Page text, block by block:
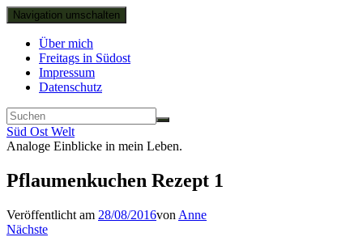
Navigation umschalten
Über mich
Freitags in Südost
Impressum
Datenschutz
Süd Ost Welt
Analoge Einblicke in mein Leben.
Pflaumenkuchen Rezept 1
Veröffentlicht am 28/08/2016von Anne
Nächste